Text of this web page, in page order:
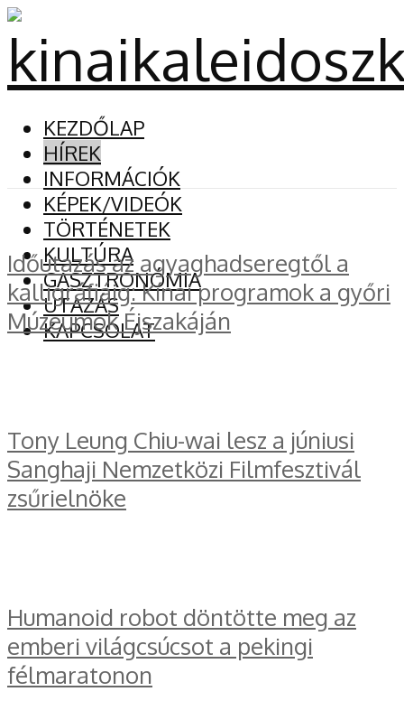
KEZDŐLAP
HÍREK
INFORMÁCIÓK
KÉPEK/VIDEÓK
TÖRTÉNETEK
KULTÚRA
GASZTRONÓMIA
UTAZÁS
KAPCSOLAT
Időutazás az agyaghadseregtől a
kalligráfiáig: Kínai programok a győri
Múzeumok Éjszakáján
Tony Leung Chiu-wai lesz a júniusi
Sanghaji Nemzetközi Filmfesztivál
zsűrielnöke
Humanoid robot döntötte meg az
emberi világcsúcsot a pekingi
félmaratonon